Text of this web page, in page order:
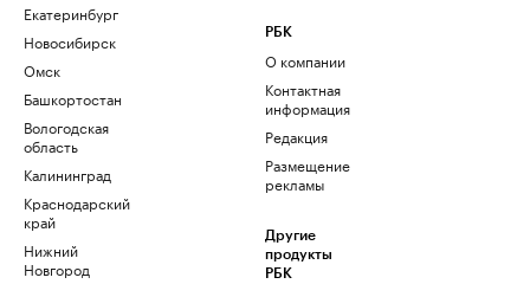
Екатеринбург
Новосибирск
Омск
Башкортостан
Вологодская
область
Калининград
Краснодарский
край
Нижний
Новгород
РБК
О компании
Контактная
информация
Редакция
Размещение
рекламы
Другие
продукты
РБК